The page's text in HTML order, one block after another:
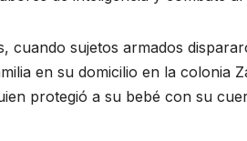
cuando sujetos armados
en su domicilio en la colonia
protegió a su bebé con su